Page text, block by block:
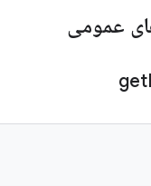
عمومی
get